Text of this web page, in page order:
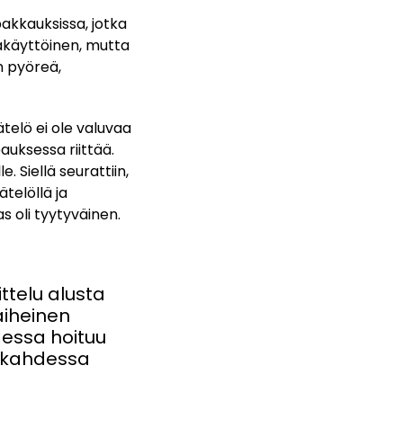
jotka
mutta
pyöreä,
ei ole valuvaa
riittää.
Siellä seurattiin,
ja
oli tyytyväinen.
alusta
hoituu